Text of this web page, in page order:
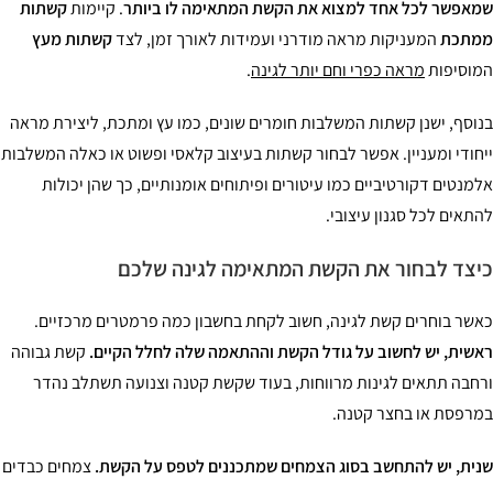
לכל אחד למצוא את הקשת המתאימה לו ביותר. קיימותקשתות
המעניקות מראה מודרני ועמידות לאורך זמן, לצדקשתותמעץ
מראה כפרי וחם יותר לגינה.
ישנן קשתות המשלבות חומרים שונים, כמו עץ ומתכת, ליצירת מראה
ומעניין. אפשר לבחור קשתות בעיצוב קלאסי ופשוט או כאלה המשלבות
דקורטיביים כמו עיטורים ופיתוחים אומנותיים, כך שהן יכולות
לכל סגנון עיצובי.
לבחור את הקשת המתאימה לגינה שלכם
בוחרים קשת לגינה, חשוב לקחת בחשבון כמה פרמטרים מרכזיים.
יש לחשוב על גודל הקשת וההתאמה שלה לחלל הקיים.קשת גבוהה
תתאים לגינות מרווחות, בעוד שקשת קטנה וצנועה תשתלב נהדר
או בחצר קטנה.
יש להתחשב בסוג הצמחים שמתכננים לטפס על הקשת.צמחים כבדים